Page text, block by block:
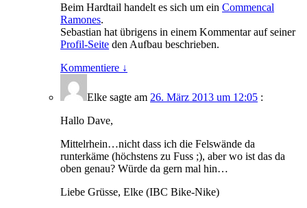
Beim Hardtail handelt es sich um ein Commencal
Ramones.
Sebastian hat übrigens in einem Kommentar auf seiner
Profil-Seite den Aufbau beschrieben.
Kommentiere ↓
Elke sagte am 26. März 2013 um 12:05 :
Hallo Dave,
Mittelrhein…nicht dass ich die Felswände da
runterkäme (höchstens zu Fuss ;), aber wo ist das da
oben genau? Würde da gern mal hin…
Liebe Grüsse, Elke (IBC Bike-Nike)